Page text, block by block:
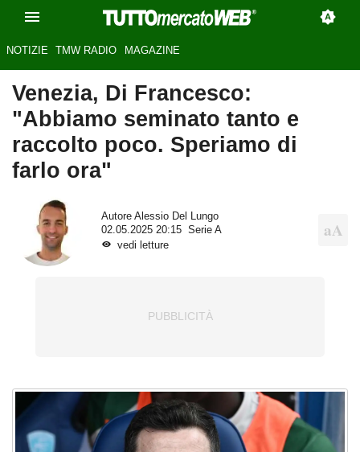
NOTIZIE TMW RADIO MAGAZINE
Venezia, Di Francesco:
"Abbiamo seminato tanto e
raccolto poco. Speriamo di
farlo ora"
Autore Alessio Del Lungo
02.05.2025 20:15
Serie A
vedi letture